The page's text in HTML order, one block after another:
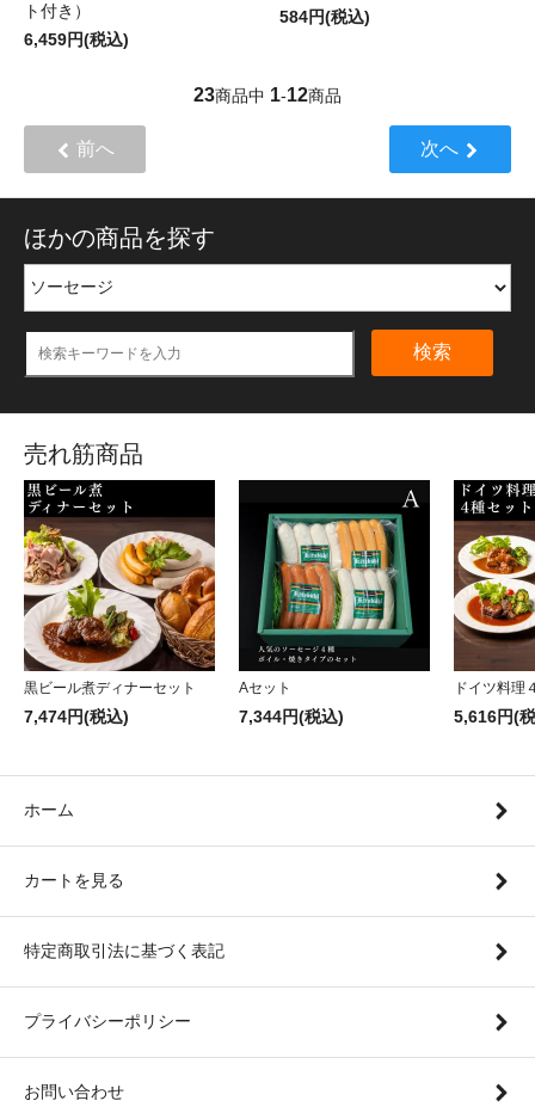
ト付き）
6,459円(税込)
584円(税込)
23商品中 1-12商品
前へ 次へ
ほかの商品を探す
検索
売れ筋商品
黒ビール煮ディナーセット
7,474円(税込)
Aセット
7,344円(税込)
ドイツ料理
5,616円(
ホーム
カートを見る
特定商取引法に基づく表記
プライバシーポリシー
お問い合わせ